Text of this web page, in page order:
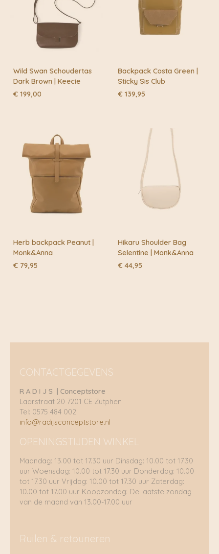
Wild Swan Schoudertas
Dark Brown | Keecie
€ 199,00
Backpack Costa Green |
Sticky Sis Club
€ 139,95
Herb backpack Peanut |
Monk&Anna
€ 79,95
Hikaru Shoulder Bag
Selentine | Monk&Anna
€ 44,95
CONTACTGEGEVENS
R A D I J S | Conceptstore
Laarstraat 20 7201 CE Zutphen
Tel: 0575 484 002
info@radijsconceptstore.nl
OPENINGSTIJDEN WINKEL
Maandag: 13.00 tot 17.30 uur Dinsdag: 10.00 tot 17.30
uur Woensdag: 10.00 tot 17.30 uur Donderdag: 10.00
tot 17.30 uur Vrijdag: 10.00 tot 17.30 uur Zaterdag:
10.00 tot 17.00 uur Koopzondag: De laatste zondag
van de maand van 13.00-17.00 uur
Ruilen & retouneren